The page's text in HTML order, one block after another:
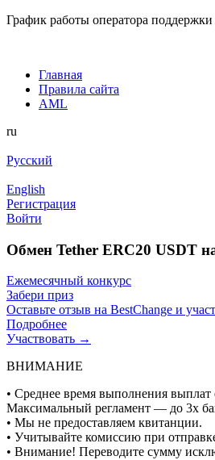
График работы оператора
Главная
Правила сайта
AML
ru
Русский
English
Регистрация
Войти
Обмен Tether ERC20 USDT
Ежемесячный конкурс
Забери приз
Оставьте отзыв на BestChange и
Подробнее
Участвовать →
ВНИМАНИЕ
• Среднее время выполнения
Максимальный регламент — до 3х
• Мы не предоставляем квитанции.
• Учитывайте комиссию при
• Внимание! Переводите сумму